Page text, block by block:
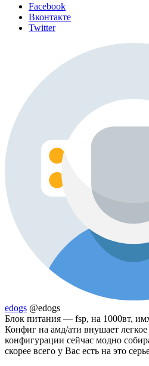
Facebook
Вконтакте
Twitter
edogs @edogs
Блок питания — fsp, на 1000вт,
Конфиг на амд/ати внушает
конфигурации сейчас модно
скорее всего у Вас есть на это